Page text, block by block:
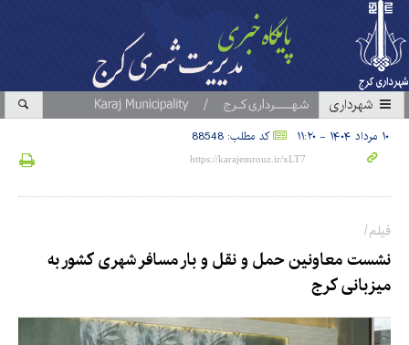
شهرداری
۱۰ مرداد ۱۴۰۴ - ۱۱:۲۰ کد مطلب: 88548
فیلم/
نشست معاونین حمل و نقل و بار مسافر شهری کشور به
میزبانی کرج